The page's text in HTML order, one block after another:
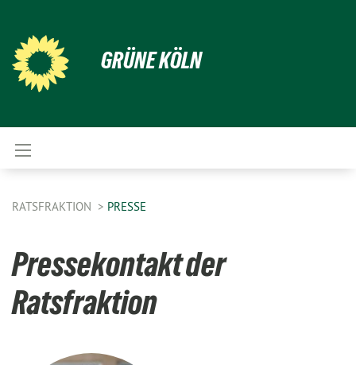
GRÜNE KÖLN
RATSFRAKTION PRESSE
Pressekontakt der
Ratsfraktion